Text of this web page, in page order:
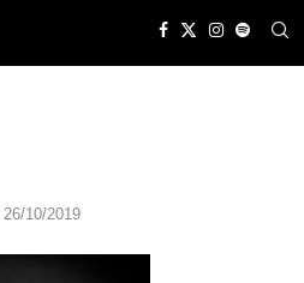
26/10/2019